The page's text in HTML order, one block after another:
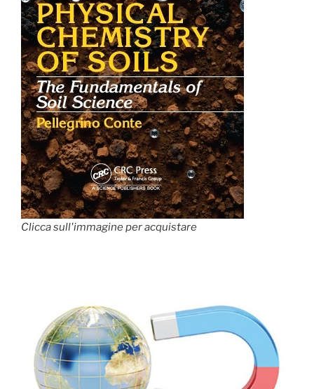
Clicca sull'immagine per acquistare